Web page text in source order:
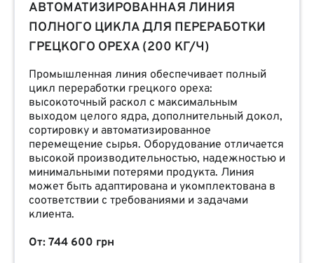
АВТОМАТИЗИРОВАННАЯ ЛИНИЯ
ПОЛНОГО ЦИКЛА ДЛЯ ПЕРЕРАБОТКИ
ГРЕЦКОГО ОРЕХА (200 КГ/Ч)
Промышленная линия обеспечивает полный
цикл переработки грецкого ореха:
высокоточный раскол с максимальным
выходом целого ядра, дополнительный докол,
сортировку и автоматизированное
перемещение сырья. Оборудование отличается
высокой производительностью, надежностью и
минимальными потерями продукта. Линия
может быть адаптирована и укомплектована в
соответствии с требованиями и задачами
клиента.
От: 744 600 грн